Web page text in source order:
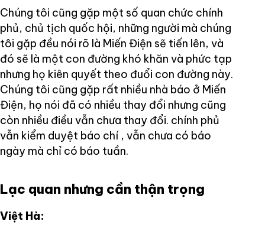
Chúng tôi cũng gặp một số quan chức chính
phủ, chủ tịch quốc hội, những người mà chúng
tôi gặp đều nói rõ là Miến Điện sẽ tiến lên, và
đó sẽ là một con đường khó khăn và phức tạp
nhưng họ kiên quyết theo đuổi con đường này.
Chúng tôi cũng gặp rất nhiều nhà báo ở Miến
Điện, họ nói đã có nhiều thay đổi nhưng cũng
còn nhiều điều vẫn chưa thay đổi. chính phủ
vẫn kiểm duyệt báo chí , vẫn chưa có báo
ngày mà chỉ có báo tuần.
Lạc quan nhưng cần thận trọng
Việt Hà: